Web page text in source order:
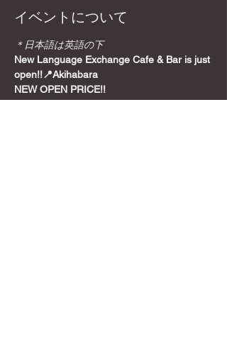
イベントについて
＊日本語は英語の下
New Language Exchange Cafe & Bar is just
open!!📍Akihabara
NEW OPEN PRICE!!